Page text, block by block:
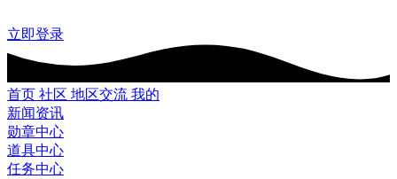
立即登录
首页 社区 地区交流 我的
新闻资讯
勋章中心
道具中心
任务中心